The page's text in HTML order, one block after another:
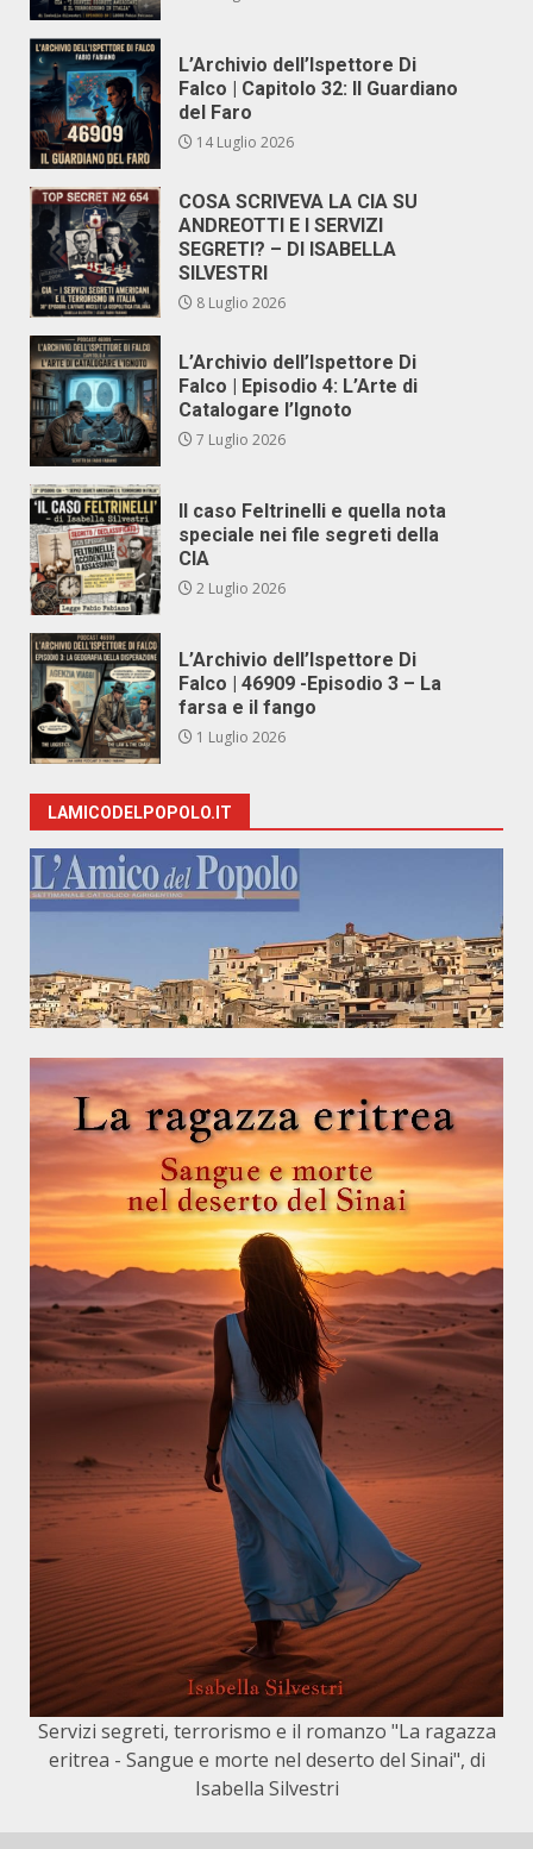
L’Archivio dell’Ispettore Di
Falco | Capitolo 32: Il Guardiano
del Faro
14 Luglio 2026
COSA SCRIVEVA LA CIA SU
ANDREOTTI E I SERVIZI
SEGRETI? – DI ISABELLA
SILVESTRI
8 Luglio 2026
L’Archivio dell’Ispettore Di
Falco | Episodio 4: L’Arte di
Catalogare l’Ignoto
7 Luglio 2026
Il caso Feltrinelli e quella nota
speciale nei file segreti della
CIA
2 Luglio 2026
L’Archivio dell’Ispettore Di
Falco | 46909 -Episodio 3 – La
farsa e il fango
1 Luglio 2026
LAMICODELPOPOLO.IT
Servizi segreti, terrorismo e il romanzo "La ragazza
eritrea - Sangue e morte nel deserto del Sinai", di
Isabella Silvestri